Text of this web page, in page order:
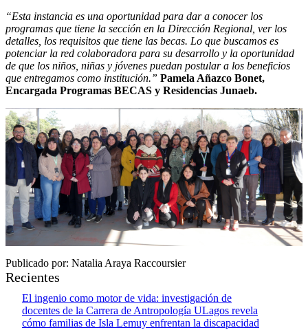
“Esta instancia es una oportunidad para dar a conocer los
programas que tiene la sección en la Dirección Regional, ver los
detalles, los requisitos que tiene las becas. Lo que buscamos es
potenciar la red colaboradora para su desarrollo y la oportunidad
de que los niños, niñas y jóvenes puedan postular a los beneficios
que entregamos como institución.” Pamela Añazco Bonet,
Encargada Programas BECAS y Residencias Junaeb.
Publicado por: Natalia Araya Raccoursier
Recientes
El ingenio como motor de vida: investigación de
docentes de la Carrera de Antropología ULagos revela
cómo familias de Isla Lemuy enfrentan la discapacidad